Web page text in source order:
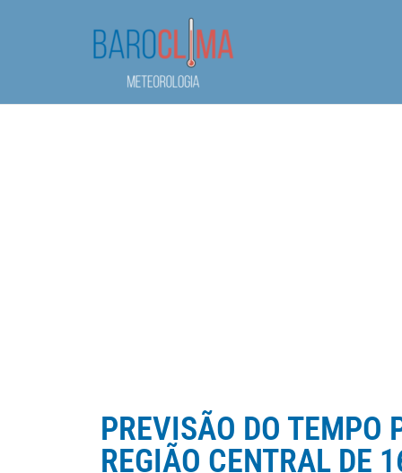
PREVISÃO DO TEMPO
REGIÃO CENTRAL DE